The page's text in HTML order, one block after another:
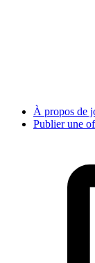
À propos de
Publier une